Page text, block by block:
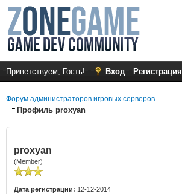
Приветствуем, Гость! Вход Регистрация
Форум администраторов игровых серверов
Профиль proxyan
proxyan
(Member)
Дата регистрации: 12-12-2014